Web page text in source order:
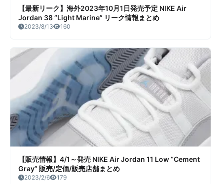
【最新リーク】海外2023年10月1日発売予定 NIKE Air
Jordan 38 “Light Marine” リーク情報まとめ
2023/8/13 160
【販売情報】4/1～発売 NIKE Air Jordan 11 Low “Cement
Gray” 販売/定価/販売店舗まとめ
2023/2/6 179